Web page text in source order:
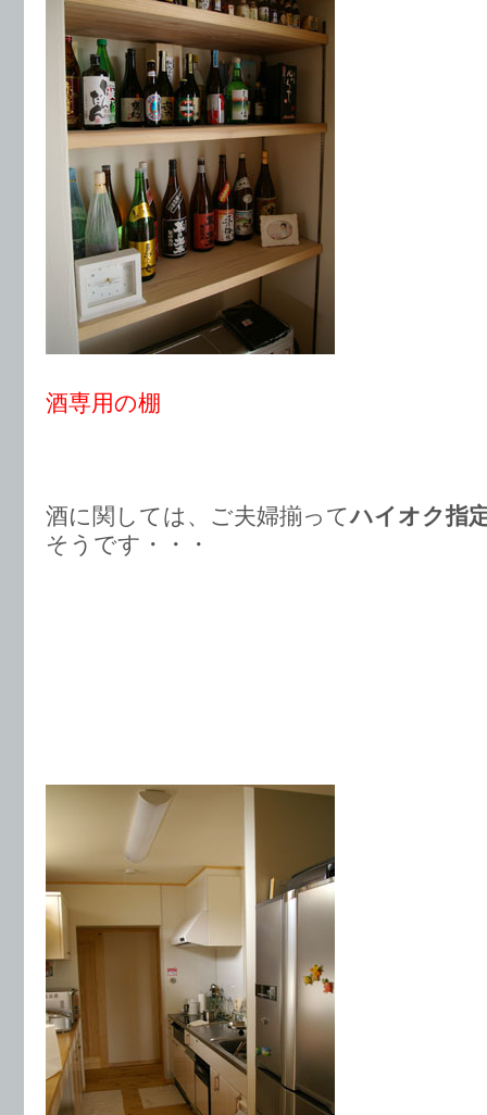
酒専用の棚
酒に関しては、ご夫婦揃ってハイオク指
そうです・・・